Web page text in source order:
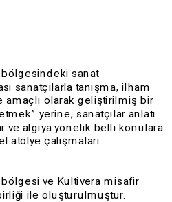
sanat
sanatçılarla tanışma, ilham
amaçlı olarak geliştirilmiş bir
yerine, sanatçılar anlatı
ve algıya yönelik belli konulara
atölye çalışmaları
ve Kultivera misafir
ile oluşturulmuştur.